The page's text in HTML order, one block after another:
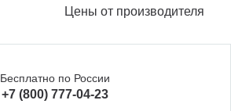
Цены от производителя
Бесплатно по России
+7 (800) 777-04-23